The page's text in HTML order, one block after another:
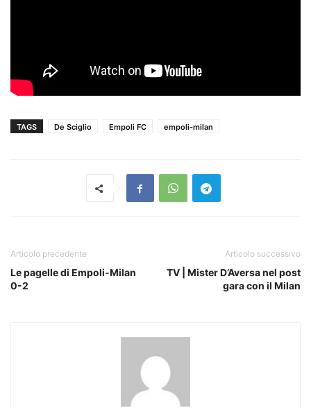
TAGS De Sciglio Empoli FC empoli-milan
Articolo precedente
Le pagelle di Empoli-Milan
0-2
Articolo successivo
TV | Mister D’Aversa nel post
gara con il Milan